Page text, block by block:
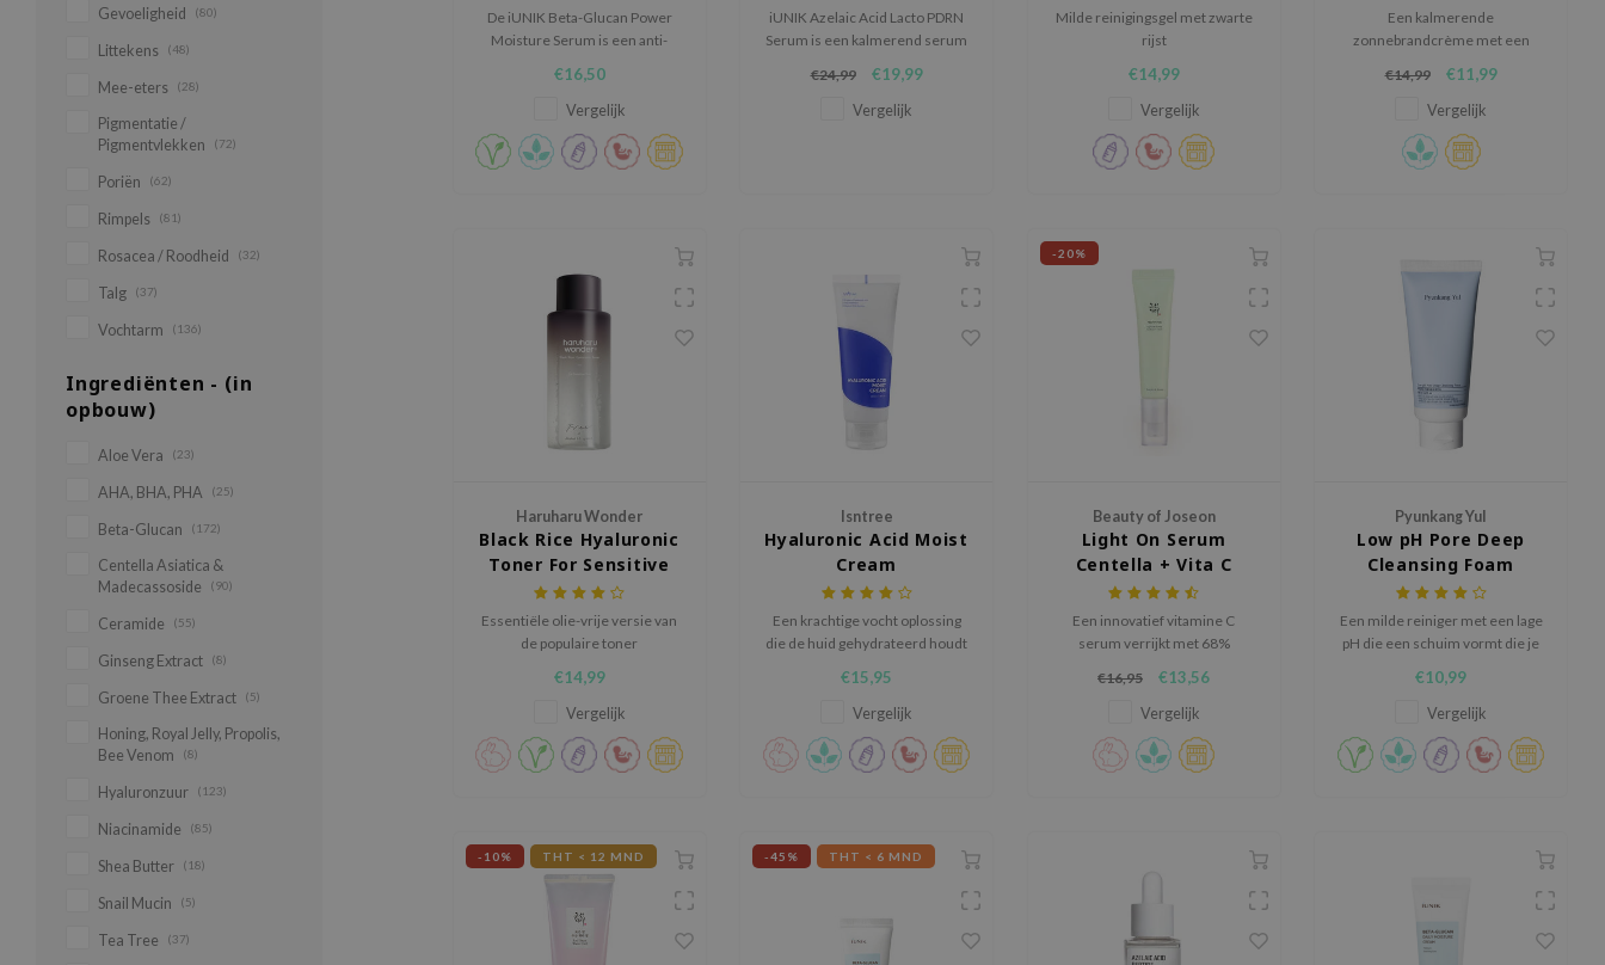
Gevoeligheid (80)
Littekens (48)
Mee-eters (28)
Pigmentatie /
Pigmentvlekken
(72)
Poriën (62)
Rimpels (81)
Rosacea / Roodheid (32)
Talg (37)
Vochtarm (136)
Ingrediënten - (in
opbouw)
Aloe Vera (23)
AHA, BHA, PHA (25)
Beta-Glucan (172)
Centella Asiatica &
Madecassoside
(90)
Ceramide (55)
Ginseng Extract (8)
Groene Thee Extract (5)
Honing, Royal Jelly, Propolis,
Bee Venom
(8)
Hyaluronzuur (123)
Niacinamide (85)
Shea Butter (18)
Snail Mucin (5)
Tea Tree (37)
De iUNIK Beta-Glucan Power
Moisture Serum is een anti-
geschikt voor de droge tot vette
huid.
€16,50
Vergelijk
iUNIK Azelaic Acid Lacto PDRN
Serum is een kalmerend serum
rood of uit balans aanvoelt.
€24,99 €19,99
Vergelijk
Milde reinigingsgel met zwarte
rijst
€14,99
Vergelijk
Een kalmerende
zonnebrandcrème met een
beschermd met chemische
filters.
€14,99 €11,99
Vergelijk
Haruharu Wonder
Black Rice Hyaluronic
Toner For Sensitive
Skin
Essentiële olie-vrije versie van
de populaire toner
€14,99
Vergelijk
Isntree
Hyaluronic Acid Moist
Cream
Een krachtige vocht oplossing
die de huid gehydrateerd houdt
leveren aan de droge en
uitgedroogde huid.
€15,95
Vergelijk
-20%
Beauty of Joseon
Light On Serum
Centella + Vita C
Een innovatief vitamine C
serum verrijkt met 68%
verhelderend en verzachtend
effect.
€16,95 €13,56
Vergelijk
Pyunkang Yul
Low pH Pore Deep
Cleansing Foam
Een milde reiniger met een lage
pH die een schuim vormt die je
gehydrateerd achterlaat
€10,99
Vergelijk
-10% THT < 12 MND -45% THT < 6 MND